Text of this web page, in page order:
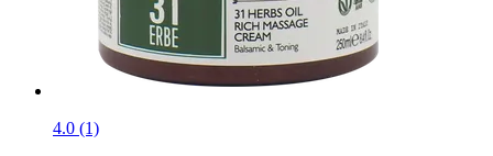
4.0 (1)